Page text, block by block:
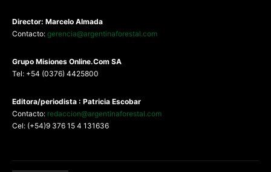
Director: Marcelo Almada
Contacto: gerencia@argentinaforestal.com
Grupo Misiones Online.Com SA
Tel: +54 (0376) 4425800
Editora/periodista : Patricia Escobar
Contacto: redaccion@argentinaforestal.com
Cel: (+54)9 376 15 4 131636